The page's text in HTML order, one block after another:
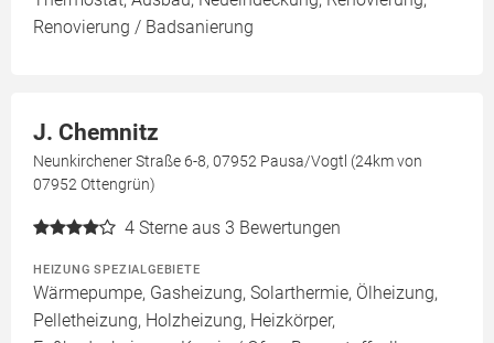
Renovierung / Badsanierung
J. Chemnitz
Neunkirchener Straße 6-8, 07952 Pausa/Vogtl (24km von
07952 Ottengrün)
4 Sterne aus 3 Bewertungen
HEIZUNG SPEZIALGEBIETE
Wärmepumpe, Gasheizung, Solarthermie, Ölheizung,
Pelletheizung, Holzheizung, Heizkörper,